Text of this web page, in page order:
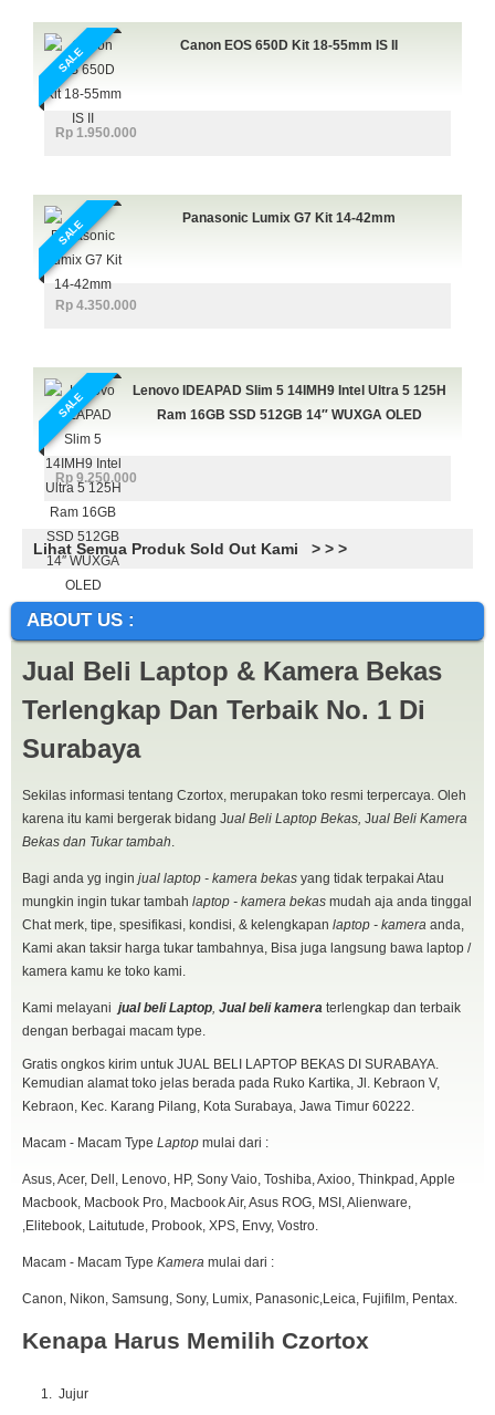
SALE Canon EOS 650D Kit 18-55mm IS II
Rp 1.950.000
SALE Panasonic Lumix G7 Kit 14-42mm
Rp 4.350.000
SALE
Lenovo IDEAPAD Slim 5 14IMH9 Intel Ultra 5 125H
Ram 16GB SSD 512GB 14″ WUXGA OLED
Rp 9.250.000
Lihat Semua Produk Sold Out Kami > > >
ABOUT US :
Jual Beli Laptop & Kamera Bekas
Terlengkap Dan Terbaik No. 1 Di
Surabaya
Sekilas informasi tentang Czortox, merupakan toko resmi terpercaya. Oleh
karena itu kami bergerak bidang Jual Beli Laptop Bekas, Jual Beli Kamera
Bekas dan Tukar tambah
Bagi anda yg ingin jual laptop - kamera bekas yang tidak terpakai Atau
mungkin ingin tukar tambah laptop - kamera bekas mudah aja anda tinggal
Chat merk, tipe, spesifikasi, kondisi, & kelengkapan laptop - kamera anda,
Kami akan taksir harga tukar tambahnya, Bisa juga langsung bawa laptop /
kamera kamu ke toko kami.
Kami melayani jual beli Laptop Jual beli kamera terlengkap dan terbaik
dengan berbagai macam type.
Gratis ongkos kirim untuk JUAL BELI LAPTOP BEKAS DI SURABAYA.
Kemudian alamat toko jelas berada pada Ruko Kartika, Jl. Kebraon V,
Kebraon, Kec. Karang Pilang, Kota Surabaya, Jawa Timur 60222.
Macam - Macam Type Laptop mulai dari :
Asus, Acer, Dell, Lenovo, HP, Sony Vaio, Toshiba, Axioo, Thinkpad, Apple
Macbook, Macbook Pro, Macbook Air, Asus ROG, MSI, Alienware,
,Elitebook, Laitutude, Probook, XPS, Envy, Vostro.
Macam - Macam Type Kamera mulai dari :
Canon, Nikon, Samsung, Sony, Lumix, Panasonic,Leica, Fujifilm, Pentax.
Kenapa Harus Memilih Czortox
Jujur